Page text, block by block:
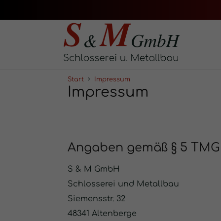
Start Impressum
Impressum
Angaben gemäß § 5 TMG
S & M GmbH
Schlosserei und Metallbau
Siemensstr. 32
48341 Altenberge